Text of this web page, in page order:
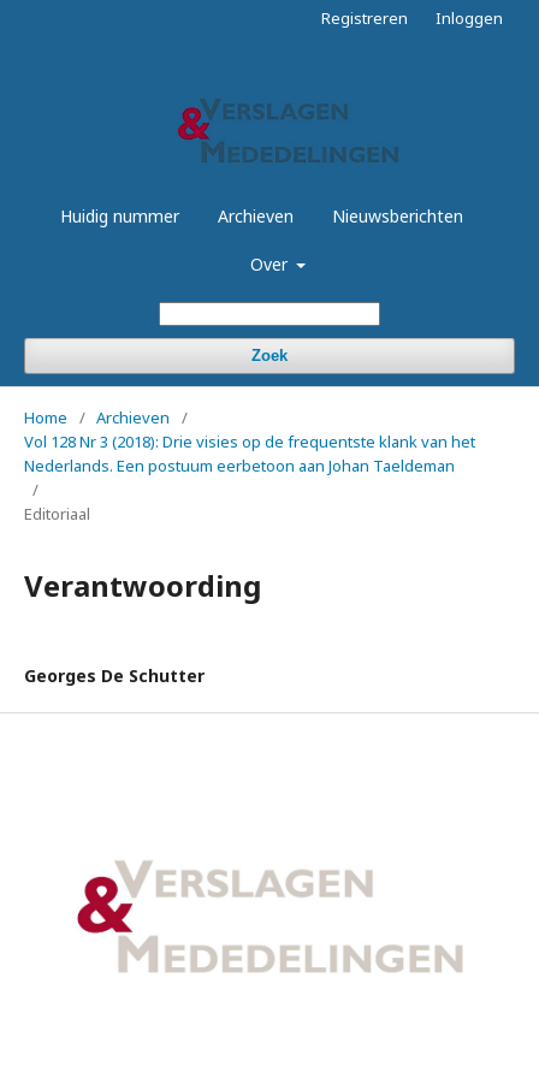
Huidig nummer Archieven Nieuwsberichten
Over
Zoek
Registreren Inloggen
Home / Archieven
/
Vol 128 Nr 3 (2018): Drie visies op de frequentste klank van het
Nederlands. Een postuum eerbetoon aan Johan Taeldeman
/
Editoriaal
Verantwoording
Georges De Schutter